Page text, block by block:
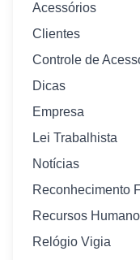
Acessórios
Clientes
Controle de
Dicas
Empresa
Lei Trabalhista
Notícias
Reconhecimento
Recursos
Relógio Vigia